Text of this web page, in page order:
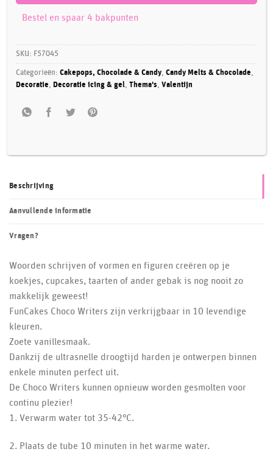
Bestel en spaar 4 bakpunten
SKU: F57045
Categorieën:Cakepops, Chocolade & Candy,Candy Melts & Chocolade,
Decoratie, Decoratie icing & gel,Thema's,Valentijn
Beschrijving
Aanvullende informatie
Vragen?
Woorden schrijven of vormen en figuren creëren op je
koekjes, cupcakes, taarten of ander gebak is nog nooit zo
makkelijk geweest!
FunCakes Choco Writers zijn verkrijgbaar in 10 levendige
kleuren.
Zoete vanillesmaak.
Dankzij de ultrasnelle droogtijd harden je ontwerpen binnen
enkele minuten perfect uit.
De Choco Writers kunnen opnieuw worden gesmolten voor
continu plezier!
1. Verwarm water tot 35-42°C.
2. Plaats de tube 10 minuten in het warme water.